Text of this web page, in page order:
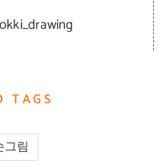
TAGS
그림